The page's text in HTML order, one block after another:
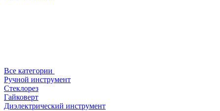
Все категории
Ручной инструмент
Стеклорез
Гайковерт
Диэлектрический инструмент